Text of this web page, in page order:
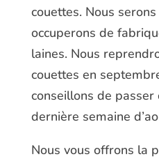
couettes. Nous
occuperons de
laines. Nous
couettes en
conseillons de
dernière semaine
Nous vous offrons la